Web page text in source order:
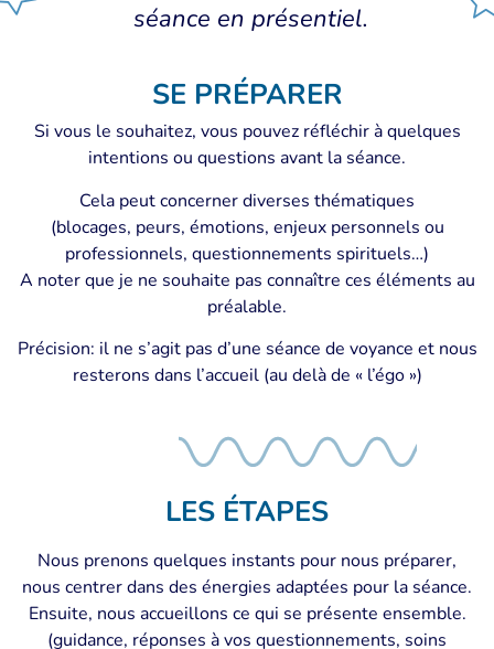
séance en présentiel.
SE PRÉPARER
Si vous le souhaitez, vous pouvez réfléchir à quelques
intentions ou questions avant la séance.
Cela peut concerner diverses thématiques
(blocages, peurs, émotions, enjeux personnels ou
professionnels, questionnements spirituels…)
A noter que je ne souhaite pas connaître ces éléments au
préalable.
Précision: il ne s’agit pas d’une séance de voyance et nous
resterons dans l’accueil (au delà de « l’égo »)
LES ÉTAPES
Nous prenons quelques instants pour nous préparer,
nous centrer dans des énergies adaptées pour la séance.
Ensuite, nous accueillons ce qui se présente ensemble.
(guidance, réponses à vos questionnements, soins